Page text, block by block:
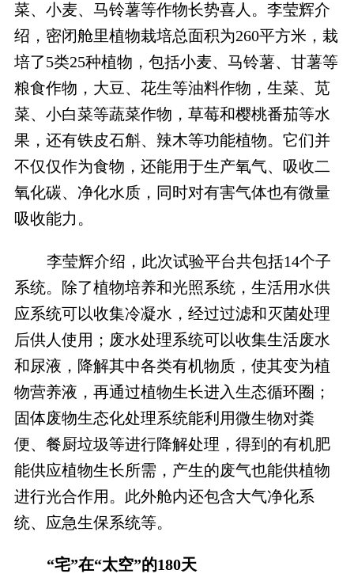
菜、小麦、马铃薯等作物长势喜人。李莹辉介
绍，密闭舱里植物栽培总面积为260平方米，栽
培了5类25种植物，包括小麦、马铃薯、甘薯等
粮食作物，大豆、花生等油料作物，生菜、苋
菜、小白菜等蔬菜作物，草莓和樱桃番茄等水
果，还有铁皮石斛、辣木等功能植物。它们并
不仅仅作为食物，还能用于生产氧气、吸收二
氧化碳、净化水质，同时对有害气体也有微量
吸收能力。
李莹辉介绍，此次试验平台共包括14个子
系统。除了植物培养和光照系统，生活用水供
应系统可以收集冷凝水，经过过滤和灭菌处理
后供人使用；废水处理系统可以收集生活废水
和尿液，降解其中各类有机物质，使其变为植
物营养液，再通过植物生长进入生态循环圈；
固体废物生态化处理系统能利用微生物对粪
便、餐厨垃圾等进行降解处理，得到的有机肥
能供应植物生长所需，产生的废气也能供植物
进行光合作用。此外舱内还包含大气净化系
统、应急生保系统等。
“宅”在“太空”的180天